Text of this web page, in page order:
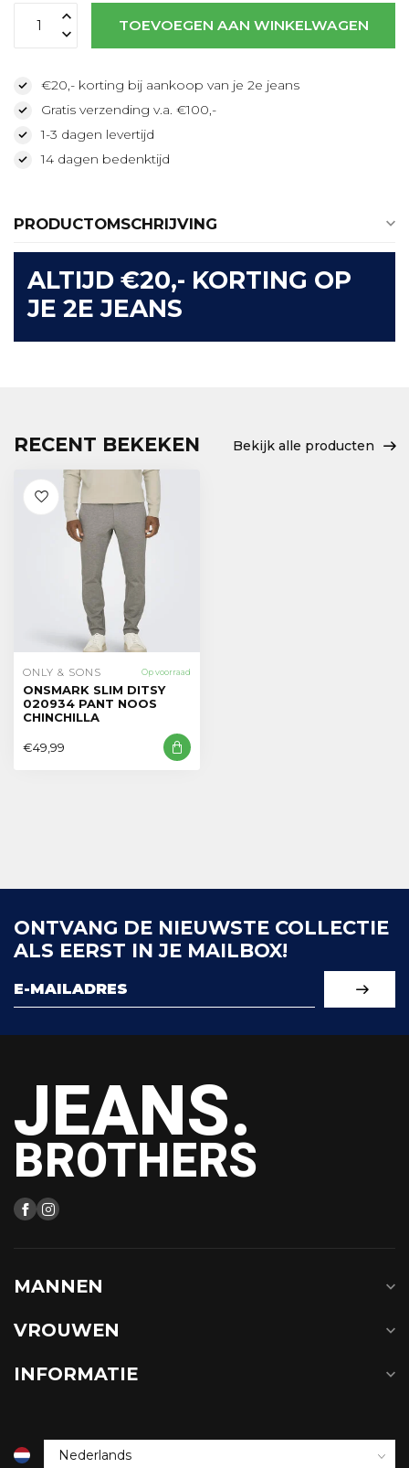
TOEVOEGEN AAN WINKELWAGEN
€20,- korting bij aankoop van je 2e jeans
Gratis verzending v.a. €100,-
1-3 dagen levertijd
14 dagen bedenktijd
PRODUCTOMSCHRIJVING
ALTIJD €20,- KORTING OP
JE 2E JEANS
RECENT BEKEKEN Bekijk alle producten
ONLY & SONS Op voorraad
ONSMARK SLIM DITSY
020934 PANT NOOS
CHINCHILLA
€49,99
ONTVANG DE NIEUWSTE COLLECTIE
ALS EERST IN JE MAILBOX!
JEANS.
BROTHERS
MANNEN
VROUWEN
INFORMATIE